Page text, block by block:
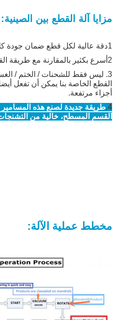
مزايا آلة القطع بين الصينية:
1دقة عالية لكل قطع ضمان جودة كل وحدة
2أسرع بكثير بالمقارنة مع طريقة القطع التقليدية.
3. ليس فقط للشحنات / الختم /
القطع الخاصة بنا يمكن أن تفعل
أجزاء مرتفعة.
4. طريقة جديدة لصنع هذه المسامير
القسم المسطح، خالية من
مخطط عملية الآلة: